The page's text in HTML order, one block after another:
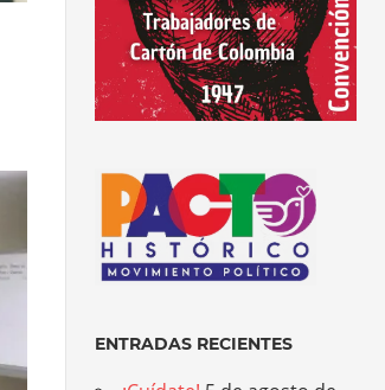
ENTRADAS RECIENTES